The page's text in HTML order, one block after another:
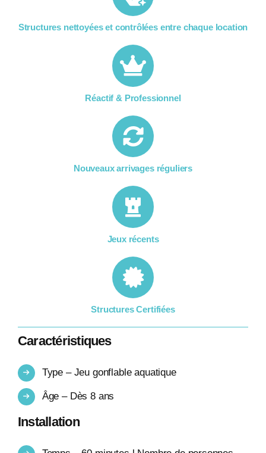
Structures nettoyées et contrôlées entre chaque location​
Réactif & Professionnel
Nouveaux arrivages réguliers
Jeux récents
Structures Certifiées
Caractéristiques
Type – Jeu gonflable aquatique
Âge – Dès 8 ans
Installation